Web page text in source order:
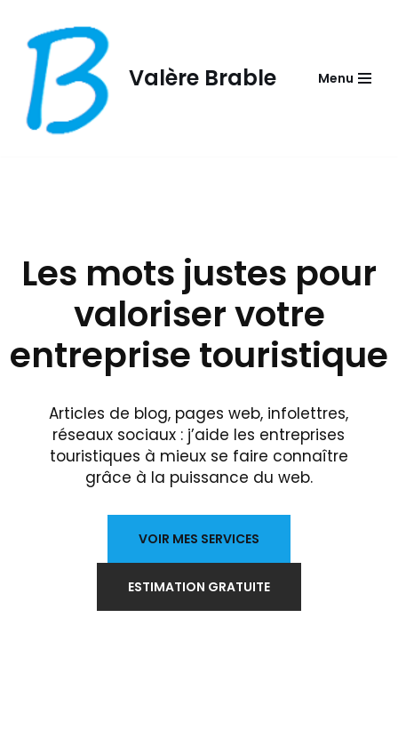
Aller
contenu
Valère Brable Menu
Les mots justes pour
valoriser votre
entreprise touristique
Articles de blog, pages web, infolettres,
réseaux sociaux : j’aide les entreprises
touristiques à mieux se faire connaître
grâce à la puissance du web.
VOIR MES SERVICES
ESTIMATION GRATUITE